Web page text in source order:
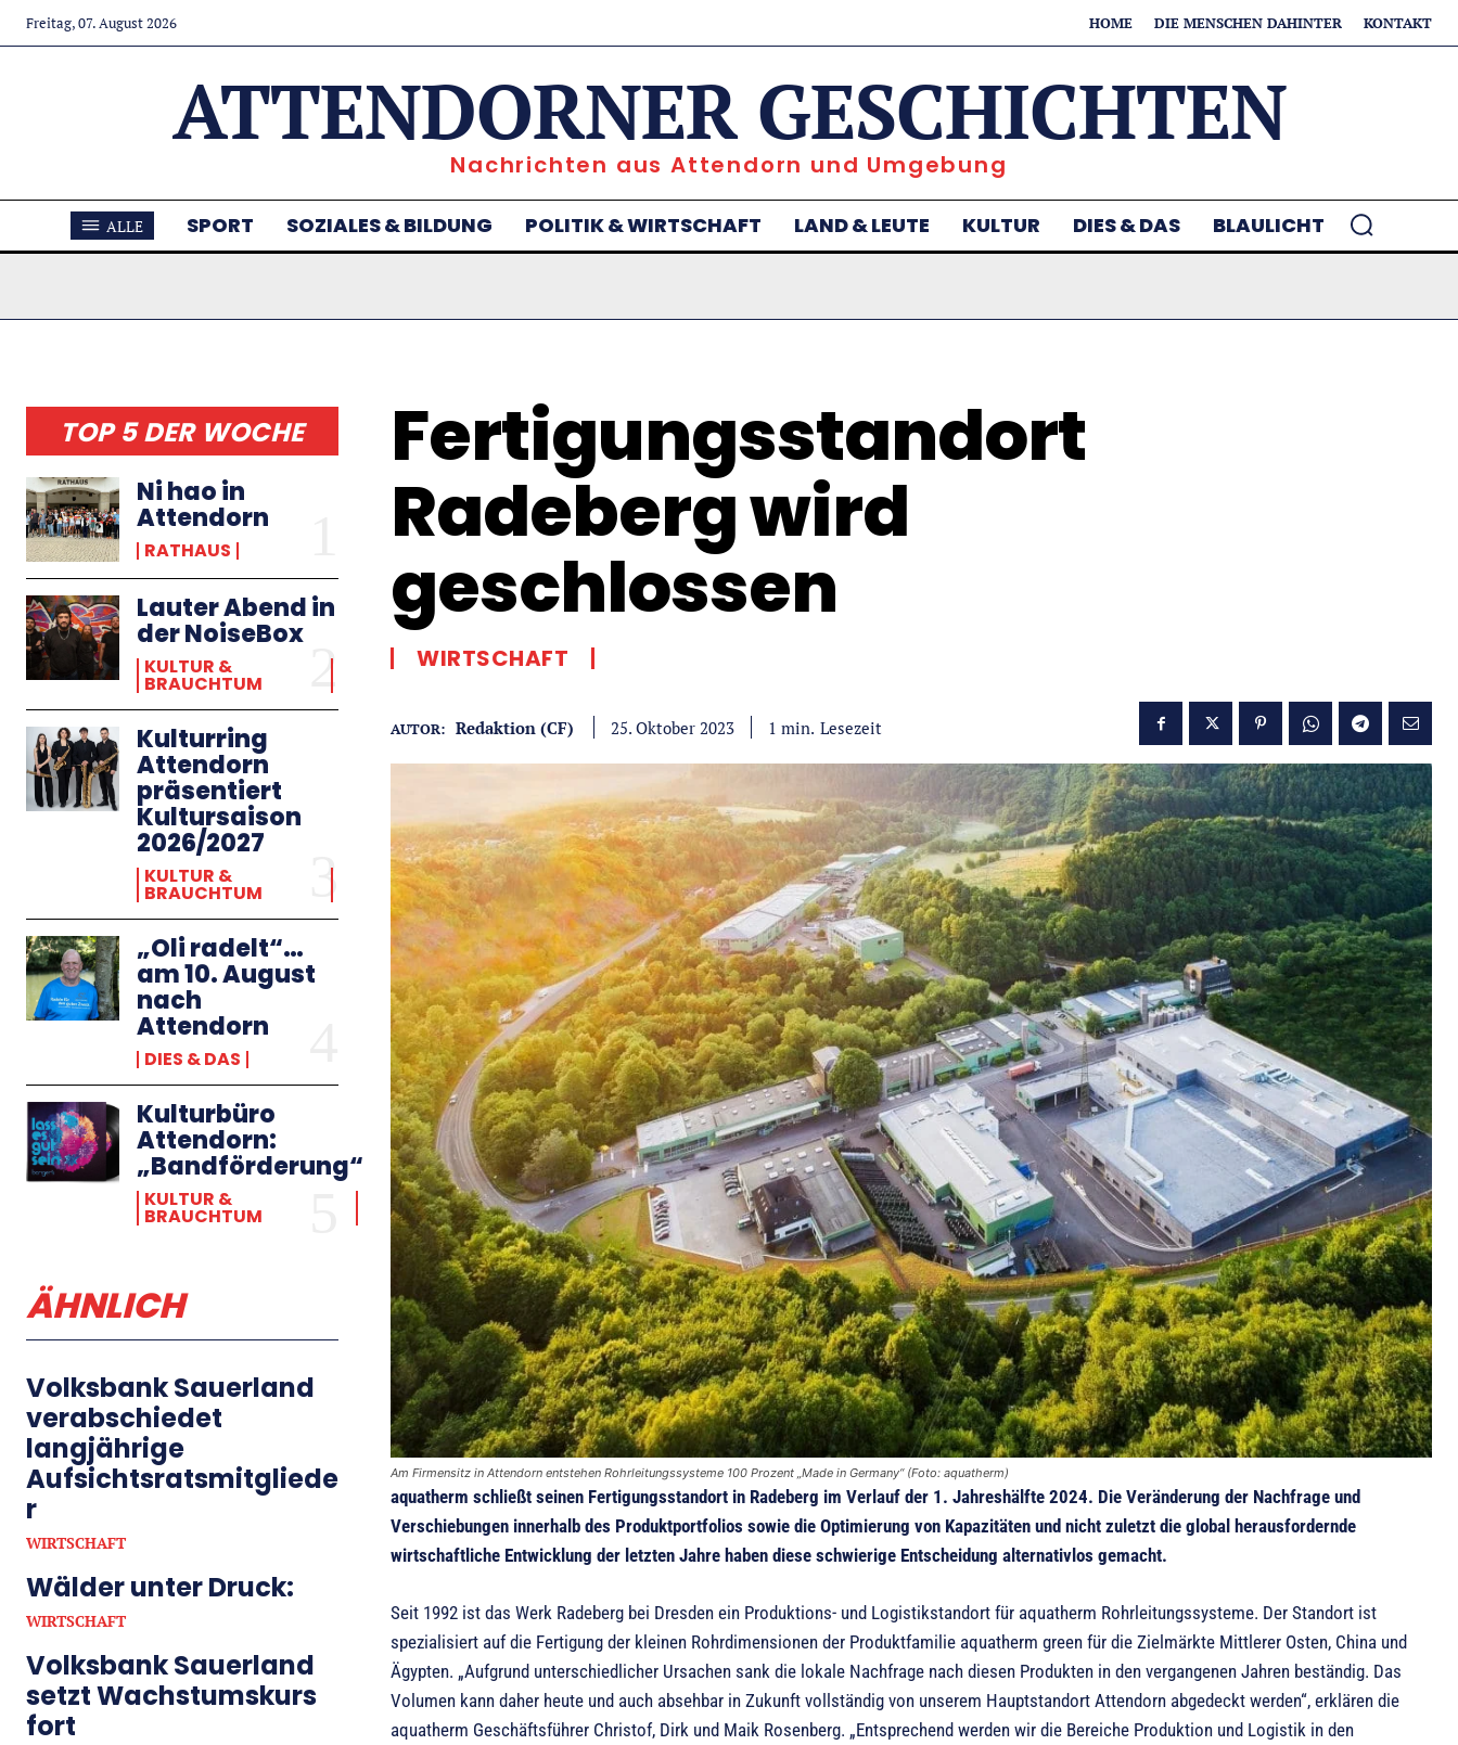
Freitag, 07. August 2026 HOME DIE MENSCHEN DAHINTER KONTAKT
ATTENDORNER GESCHICHTEN
Nachrichten aus Attendorn und Umgebung
ALLE SPORT SOZIALES & BILDUNG POLITIK & WIRTSCHAFT LAND & LEUTE KULTUR DIES & DAS BLAULICHT
TOP 5 DER WOCHE
Ni hao in
Attendorn
RATHAUS
Lauter Abend in
der NoiseBox
KULTUR &
BRAUCHTUM
Kulturring
Attendorn
präsentiert
Kultursaison
2026/2027
KULTUR &
BRAUCHTUM
„Oli radelt“…
am 10. August
nach
Attendorn
DIES & DAS
Kulturbüro
Attendorn:
„Bandförderung“
KULTUR &
BRAUCHTUM
ÄHNLICH
Volksbank Sauerland
verabschiedet
langjährige
Aufsichtsratsmitgliede
r
WIRTSCHAFT
Wälder unter Druck:
WIRTSCHAFT
Volksbank Sauerland
setzt Wachstumskurs
fort
Fertigungsstandort
Radeberg wird
geschlossen
WIRTSCHAFT
AUTOR: Redaktion (CF) 25. Oktober 2023 1 min. Lesezeit
Am Firmensitz in Attendorn entstehen Rohrleitungssysteme 100 Prozent „Made in Germany“ (Foto: aquatherm)
aquatherm schließt seinen Fertigungsstandort in Radeberg im Verlauf der 1. Jahreshälfte 2024. Die Veränderung der Nachfrage und
Verschiebungen innerhalb des Produktportfolios sowie die Optimierung von Kapazitäten und nicht zuletzt die global herausfordernde
wirtschaftliche Entwicklung der letzten Jahre haben diese schwierige Entscheidung alternativlos gemacht.
Seit 1992 ist das Werk Radeberg bei Dresden ein Produktions- und Logistikstandort für aquatherm Rohrleitungssysteme. Der Standort ist
spezialisiert auf die Fertigung der kleinen Rohrdimensionen der Produktfamilie aquatherm green für die Zielmärkte Mittlerer Osten, China und
Ägypten. „Aufgrund unterschiedlicher Ursachen sank die lokale Nachfrage nach diesen Produkten in den vergangenen Jahren beständig. Das
Volumen kann daher heute und auch absehbar in Zukunft vollständig von unserem Hauptstandort Attendorn abgedeckt werden“, erklären die
aquatherm Geschäftsführer Christof, Dirk und Maik Rosenberg. „Entsprechend werden wir die Bereiche Produktion und Logistik in den